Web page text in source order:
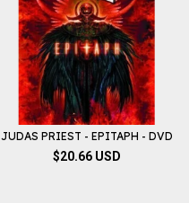
JUDAS PRIEST - EPITAPH - DVD
$20.66 USD